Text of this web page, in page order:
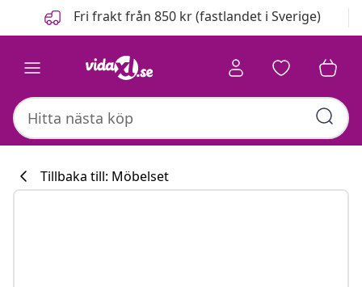
FöregåendeFri frakt från 850 kr (fastlandet i Sverige)
Tillbaka till: Möbelset